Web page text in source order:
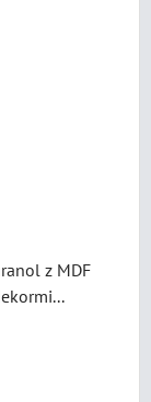
z MDF